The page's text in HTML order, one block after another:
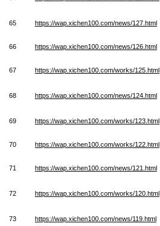
65 https://wap.xichen100.com/news/127.html
66 https://wap.xichen100.com/news/126.html
67 https://wap.xichen100.com/works/125.html
68 https://wap.xichen100.com/news/124.html
69 https://wap.xichen100.com/works/123.html
70 https://wap.xichen100.com/works/122.html
71 https://wap.xichen100.com/news/121.html
72 https://wap.xichen100.com/works/120.html
73 https://wap.xichen100.com/news/119.html